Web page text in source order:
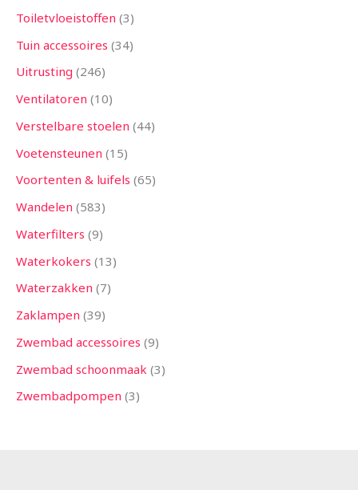
Toiletvloeistoffen 3
Tuin accessoires 34
Uitrusting 246
Ventilatoren 10
Verstelbare stoelen 44
Voetensteunen 15
Voortenten & luifels 65
Wandelen 583
Waterfilters 9
Waterkokers 13
Waterzakken 7
Zaklampen 39
Zwembad accessoires 9
Zwembad schoonmaak 3
Zwembadpompen 3